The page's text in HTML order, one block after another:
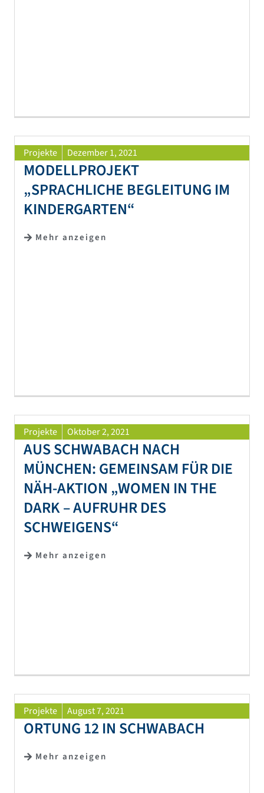
Projekte Dezember 1, 2021
MODELLPROJEKT
„SPRACHLICHE BEGLEITUNG IM
KINDERGARTEN“
Mehr anzeigen
Projekte Oktober 2, 2021
AUS SCHWABACH NACH
MÜNCHEN: GEMEINSAM FÜR DIE
NÄH-AKTION „WOMEN IN THE
DARK – AUFRUHR DES
SCHWEIGENS“
Mehr anzeigen
Projekte August 7, 2021
ORTUNG 12 IN SCHWABACH
Mehr anzeigen